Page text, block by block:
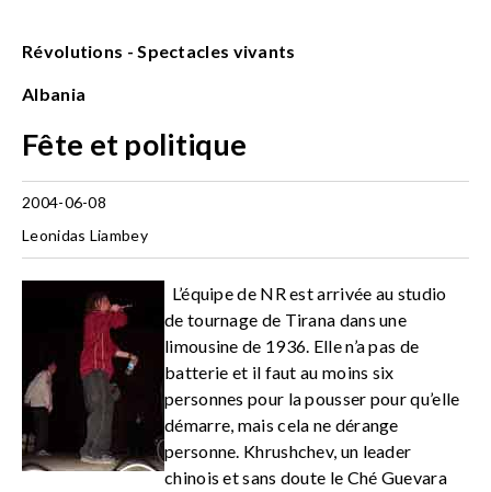
Révolutions - Spectacles vivants
Albania
Fête et politique
2004-06-08
Leonidas Liambey
L’équipe de NR est arrivée au studio
de tournage de Tirana dans une
limousine de 1936. Elle n’a pas de
batterie et il faut au moins six
personnes pour la pousser pour qu’elle
démarre, mais cela ne dérange
personne. Khrushchev, un leader
chinois et sans doute le Ché Guevara